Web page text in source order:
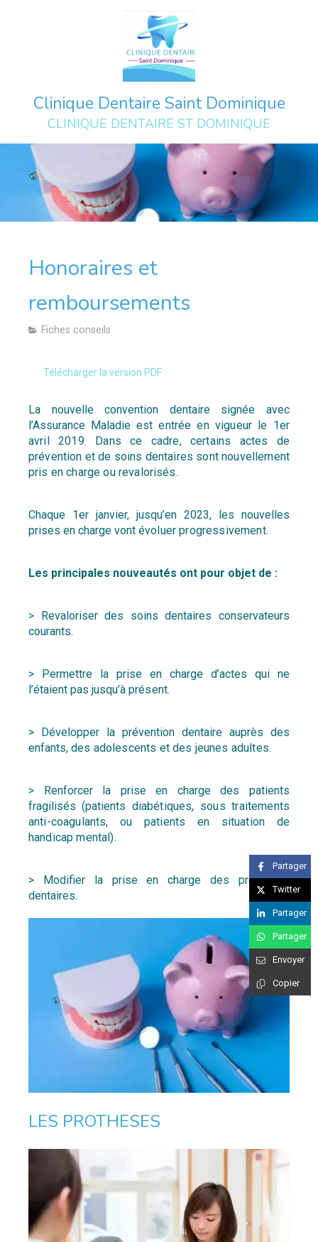
Clinique Dentaire Saint Dominique
CLINIQUE DENTAIRE ST DOMINIQUE
Honoraires et
remboursements
Fiches conseils
Télécharger la version PDF
La nouvelle convention dentaire signée avec
l’Assurance Maladie est entrée en vigueur le 1er
avril 2019. Dans ce cadre, certains actes de
prévention et de soins dentaires sont nouvellement
pris en chargeou revalorisés.
Chaque 1er janvier, jusqu’en 2023, les nouvelles
prises en charge vont évoluer progressivement.
Les principales nouveautés ont pour objet de :
> Revaloriser des soins dentaires conservateurs
courants.
> Permettre la prise en charge d’actes qui ne
l’étaient pas jusqu’à présent.
> Développer la prévention dentaire auprès des
enfants, des adolescents et des jeunes adultes.
> Renforcer la prise en charge des patients
fragilisés (patients diabétiques, sous traitements
anti-coagulants, ou patients en situation de
handicap mental).
> Modifier la prise en charge des prothèses
dentaires.
LES PROTHESES
Partager
Twitter
Partager
Partager
Envoyer
Copier